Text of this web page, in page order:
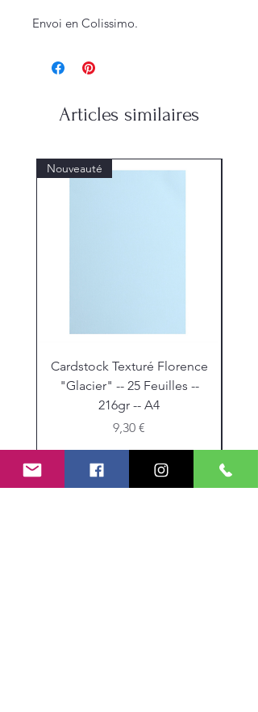
Envoi en Colissimo.
Articles similaires
Nouveauté
Cardstock Texturé Florence
"Glacier" -- 25 Feuilles --
216gr -- A4
Prix
9,30 €